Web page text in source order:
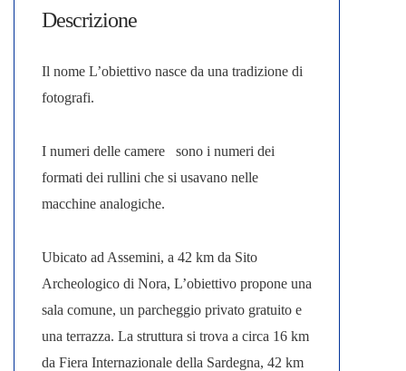
Descrizione
Il nome L’obiettivo nasce da una tradizione di
fotografi.
I numeri delle camere sono i numeri dei
formati dei rullini che si usavano nelle
macchine analogiche.
Ubicato ad Assemini, a 42 km da Sito
Archeologico di Nora, L’obiettivo propone una
sala comune, un parcheggio privato gratuito e
una terrazza. La struttura si trova a circa 16 km
da Fiera Internazionale della Sardegna, 42 km